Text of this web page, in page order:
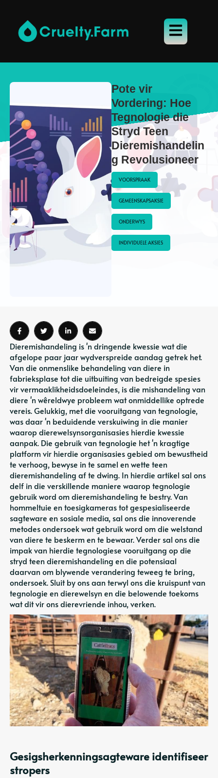
Pote vir
Vordering: Hoe
Tegnologie die
Stryd Teen
Dieremishandelin
g Revolusioneer
VOORSPRAAK
GEMEENSKAPSAKSIE
ONDERWYS
INDIVIDUELE AKSIES
Dieremishandeling is 'n dringende kwessie wat die
afgelope paar jaar wydverspreide aandag getrek het.
Van die onmenslike behandeling van diere in
fabrieksplase tot die uitbuiting van bedreigde spesies
vir vermaaklikheidsdoeleindes, is die mishandeling van
diere 'n wêreldwye probleem wat onmiddellike optrede
vereis. Gelukkig, met die vooruitgang van tegnologie,
was daar 'n beduidende verskuiwing in die manier
waarop dierewelsynsorganisasies hierdie kwessie
aanpak. Die gebruik van tegnologie het 'n kragtige
platform vir hierdie organisasies gebied om bewustheid
te verhoog, bewyse in te samel en wette teen
dieremishandeling af te dwing. In hierdie artikel sal ons
delf in die verskillende maniere waarop tegnologie
gebruik word om dieremishandeling te bestry. Van
hommeltuie en toesigkameras tot gespesialiseerde
sagteware en sosiale media, sal ons die innoverende
metodes ondersoek wat gebruik word om die welstand
van diere te beskerm en te bewaar. Verder sal ons die
impak van hierdie tegnologiese vooruitgang op die
stryd teen dieremishandeling en die potensiaal
daarvan om blywende verandering teweeg te bring,
ondersoek. Sluit by ons aan terwyl ons die kruispunt van
tegnologie en dierewelsyn en die belowende toekoms
wat dit vir ons dierevriende inhou, verken.
Gesigsherkenningsagteware identifiseer
stropers